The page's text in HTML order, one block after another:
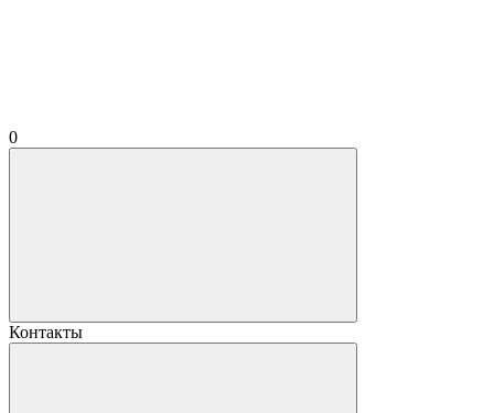
0
Контакты